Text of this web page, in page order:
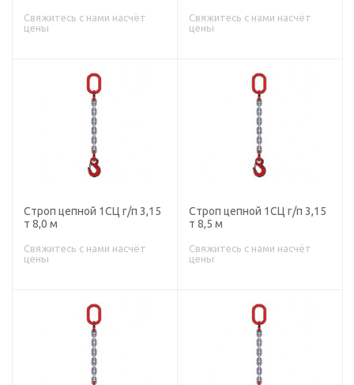
Свяжитесь с нами насчёт
цены
Свяжитесь с нами насчёт
цены
Строп цепной 1СЦ г/п 3,15
т 8,0 м
Свяжитесь с нами насчёт
цены
Строп цепной 1СЦ г/п 3,15
т 8,5 м
Свяжитесь с нами насчёт
цены